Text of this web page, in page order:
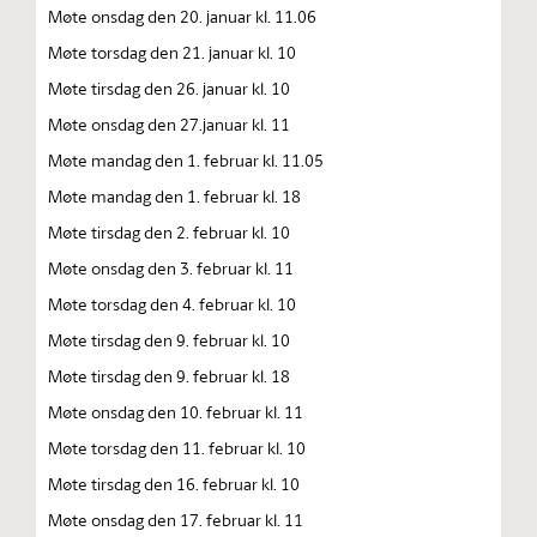
Møte onsdag den 20. januar kl. 11.06
Møte torsdag den 21. januar kl. 10
Møte tirsdag den 26. januar kl. 10
Møte onsdag den 27.januar kl. 11
Møte mandag den 1. februar kl. 11.05
Møte mandag den 1. februar kl. 18
Møte tirsdag den 2. februar kl. 10
Møte onsdag den 3. februar kl. 11
Møte torsdag den 4. februar kl. 10
Møte tirsdag den 9. februar kl. 10
Møte tirsdag den 9. februar kl. 18
Møte onsdag den 10. februar kl. 11
Møte torsdag den 11. februar kl. 10
Møte tirsdag den 16. februar kl. 10
Møte onsdag den 17. februar kl. 11